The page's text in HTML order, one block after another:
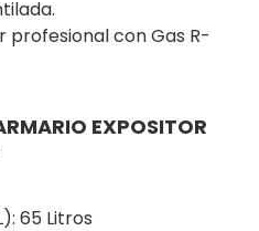
profesional con Gas R-
EXPOSITOR
65 Litros